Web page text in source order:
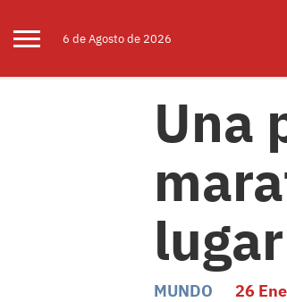
6 deAgostode 2026
Una
lugar
MUNDO 26